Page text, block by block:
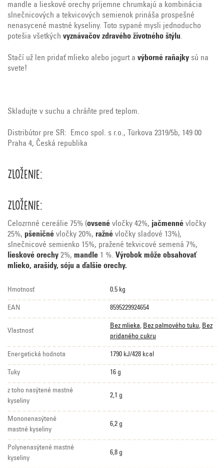
mandle a lieskové orechy príjemne chrumkajú a kombinácia
slnečnicových a tekvicových semienok prináša prospešné
nenasycené mastné kyseliny. Toto sypané mysli jednoducho
potešia všetkých vyznávačov zdravého životného štýlu.
Stačí už len pridať mlieko alebo jogurt a výborné raňajky sú na
svete!
Skladujte v suchu a chráňte pred teplom.
Distribútor pre SR: Emco spol. s r.o., Türkova 2319/5b, 149 00
Praha 4, Česká republika
Zloženie:
Zloženie:
Celozrnné cereálie 75% (ovsené vločky 42%, jačmenné vločky
25%, pšeničné vločky 20%, ražné vločky sladové 13%),
slnečnicové semienko 15%, pražené tekvicové semená 7%,
lieskové orechy 2%, mandle 1 %. Výrobok môže obsahovať
mlieko, arašidy, sóju a ďalšie orechy.
Hmotnosť 0.5 kg
EAN 8595229924654
Vlastnosť
Bez mlieka, Bez palmového tuku, Bez
pridaného cukru
Energetická hodnota 1790 kJ/428 kcal
Tuky 16 g
z toho nasýtené mastné
kyseliny
2,1 g
Mononenasýtené
mastné kyseliny
6,2 g
Polynenasýtené mastné
kyseliny
6,8 g